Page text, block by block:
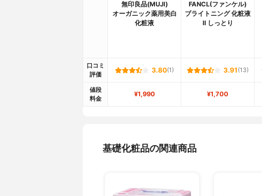
無印良品(MUJI)
オーガニック薬用美白
化粧液
FANCL(ファンケル)
ブライトニング 化粧液
Ⅱ しっとり
口コミ
評価
3.80(1) 3.91 (13)
値段
料金
¥1,990 ¥1,700
基礎化粧品の関連商品